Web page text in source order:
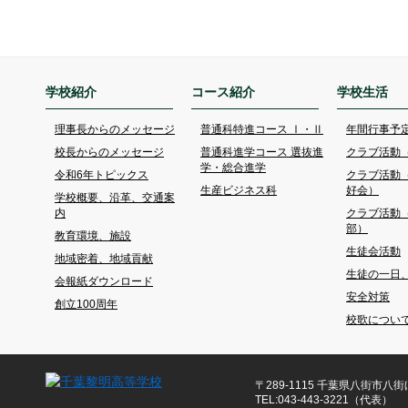
学校紹介
理事長からのメッセージ
校長からのメッセージ
令和6年トピックス
学校概要、沿革、交通案
内
教育環境、施設
地域密着、地域貢献
会報紙ダウンロード
創立100周年
コース紹介
普通科特進コース Ⅰ・Ⅱ
普通科進学コース 選抜進
学・総合進学
生産ビジネス科
学校生活
年間行事予
クラブ活動
クラブ活動
好会）
クラブ活動
部）
生徒会活動
生徒の一日
安全対策
校歌につい
〒289-1115 千葉県八街市八
TEL:043-443-3221（代表）